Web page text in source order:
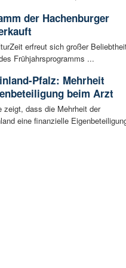
der Hachenburger
erfreut sich großer
Frühjahrsprogramms ...
Pfalz: Mehrheit
beim Arzt
zeigt, dass die Mehrheit der
eine finanzielle